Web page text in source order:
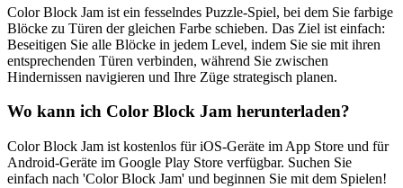
Color Block Jam ist ein fesselndes Puzzle-Spiel, bei dem Sie farbige
Blöcke zu Türen der gleichen Farbe schieben. Das Ziel ist einfach:
Beseitigen Sie alle Blöcke in jedem Level, indem Sie sie mit ihren
entsprechenden Türen verbinden, während Sie zwischen
Hindernissen navigieren und Ihre Züge strategisch planen.
Wo kann ich Color Block Jam herunterladen?
Color Block Jam ist kostenlos für iOS-Geräte im App Store und für
Android-Geräte im Google Play Store verfügbar. Suchen Sie
einfach nach 'Color Block Jam' und beginnen Sie mit dem Spielen!